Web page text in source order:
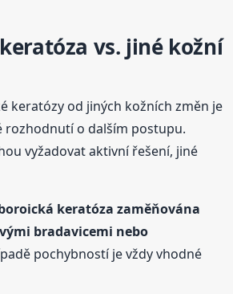
vs. jiné kožní
keratózy od jiných kožních změn je
rozhodnutí o dalším postupu.
vyžadovat aktivní řešení, jiné
keratóza zaměňována
bradavicemi nebo
pochybností je vždy vhodné